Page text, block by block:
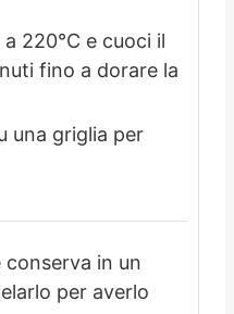
220°C e cuoci il
fino a dorare la
una griglia per
in un
per averlo